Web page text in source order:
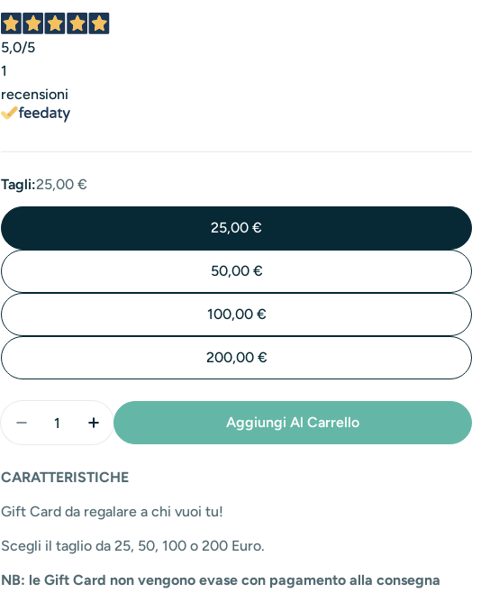
5,0/5
1
recensioni
Tagli:25,00 €
25,00 €
50,00 €
100,00 €
200,00 €
Diminuisci La Quantità Per E-Gift Card
Aumenta La Quantità Per E-Gift Card
Aggiungi Al Carrello
CARATTERISTICHE
Gift Card da regalare a chi vuoi tu!
Scegli il taglio da 25, 50, 100 o 200 Euro.
NB: le Gift Card non vengono evase con pagamento alla consegna